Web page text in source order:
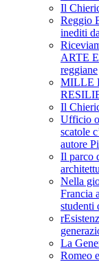
Il
Reggio
inediti
ARTE
reggiane
MILLE
Il
Ufficio
scatole
autore
Il parco
Nella
Francia
studenti
La
Romeo